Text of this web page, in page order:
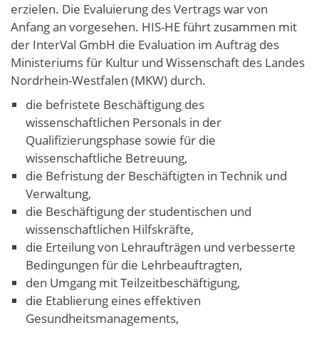
erzielen. Die Evaluierung des Vertrags war von
Anfang an vorgesehen. HIS-HE führt zusammen mit
der InterVal GmbH die Evaluation im Auftrag des
Ministeriums für Kultur und Wissenschaft des Landes
Nordrhein-Westfalen (MKW) durch.
die befristete Beschäftigung des
wissenschaftlichen Personals in der
Qualifizierungsphase sowie für die
wissenschaftliche Betreuung,
die Befristung der Beschäftigten in Technik und
Verwaltung,
die Beschäftigung der studentischen und
wissenschaftlichen Hilfskräfte,
die Erteilung von Lehraufträgen und verbesserte
Bedingungen für die Lehrbeauftragten,
den Umgang mit Teilzeitbeschäftigung,
die Etablierung eines effektiven
Gesundheitsmanagements,